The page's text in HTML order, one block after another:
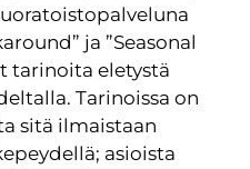
ja ”Seasonal
tarinoita eletystä
Tarinoissa on
sitä ilmaistaan
asioista